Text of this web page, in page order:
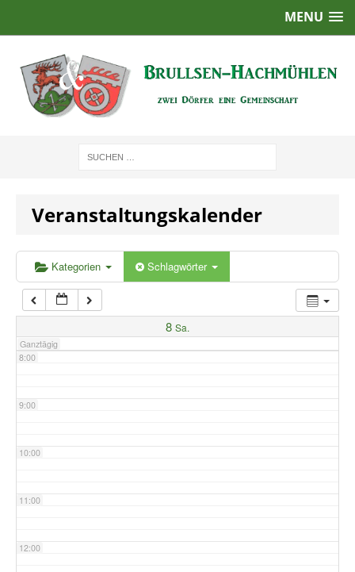
MENU
Veranstaltungskalender
Kategorien Schlagwörter
8 Sa.
Ganztägig
2:00
5:00
6:00
7:00
8:00
9:00
10:00
11:00
12:00